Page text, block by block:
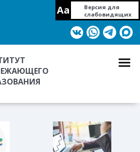
Aa
Версия для
слабовидящих